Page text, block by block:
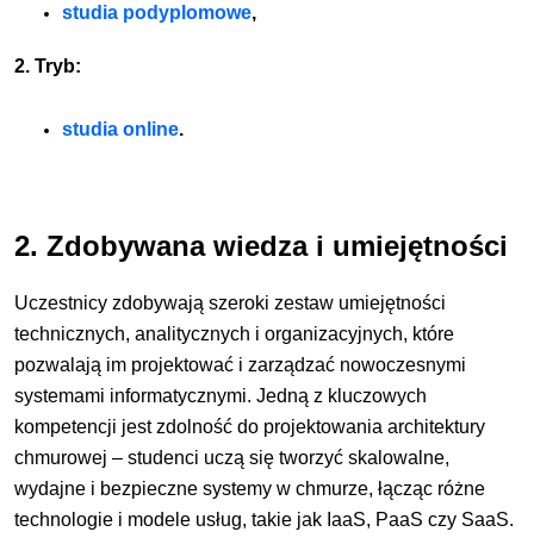
studia podyplomowe,
2. Tryb:
studia online.
2. Zdobywana wiedza i umiejętności
Uczestnicy zdobywają szeroki zestaw umiejętności
technicznych, analitycznych i organizacyjnych, które
pozwalają im projektować i zarządzać nowoczesnymi
systemami informatycznymi. Jedną z kluczowych
kompetencji jest zdolność do projektowania architektury
chmurowej – studenci uczą się tworzyć skalowalne,
wydajne i bezpieczne systemy w chmurze, łącząc różne
technologie i modele usług, takie jak IaaS, PaaS czy SaaS.